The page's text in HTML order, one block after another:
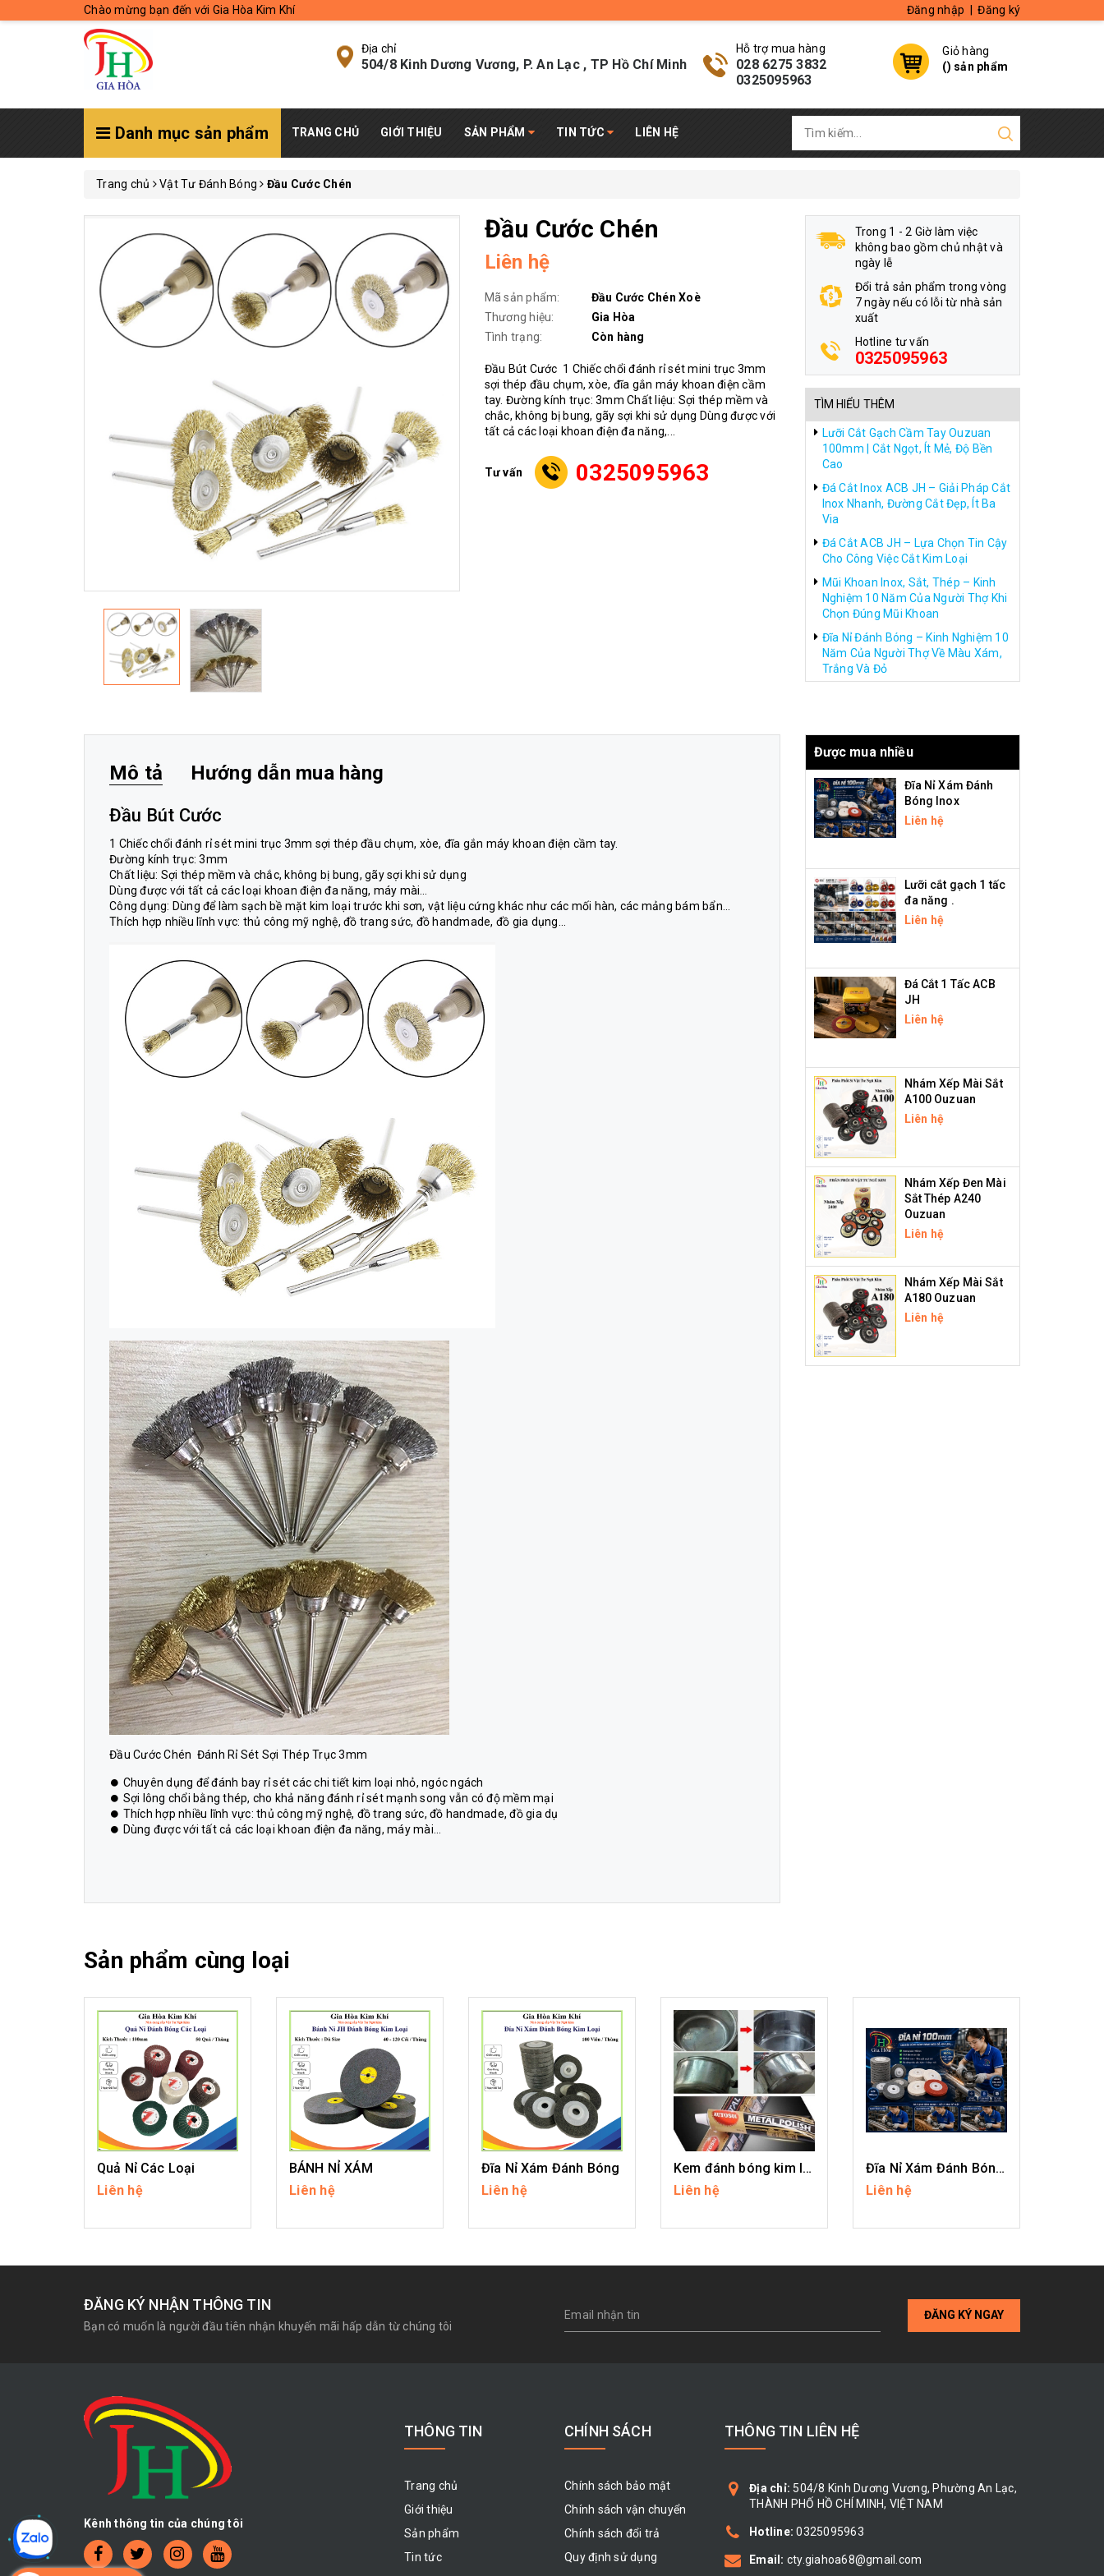
Chào mừng bạn đến với Gia Hòa Kim Khí Đăng nhập Đăng ký
Địa chỉ
504/8 Kinh Dương Vương, P. An Lạc , TP Hồ Chí Minh
Hỗ trợ mua hàng
028 6275 3832
0325095963
Giỏ hàng
() sản phẩm
Danh mục sản phẩm TRANG CHỦ GIỚI THIỆU SẢN PHẨM TIN TỨC LIÊN HỆ
Trang chủ Vật Tư Đánh Bóng Đầu Cước Chén
Đầu Cước Chén
Liên hệ
Mã sản phẩm:
Đầu Cước Chén Xoè
Thương hiệu:
Gia Hòa
Tình trạng:
Còn hàng
Đầu Bút Cước 1 Chiếc chổi đánh rỉ sét mini trục 3mm
sợi thép đầu chụm, xòe, đĩa gắn máy khoan điện cầm
tay. Đường kính trục: 3mm Chất liệu: Sợi thép mềm và
chắc, không bị bung, gãy sợi khi sử dụng Dùng được với
tất cả các loại khoan điện đa năng,...
Tư vấn 0325095963
Trong 1 - 2 Giờ làm việc
không bao gồm chủ nhật và
ngày lễ
Đổi trả sản phẩm trong vòng
7 ngày nếu có lỗi từ nhà sản
xuất
Hotline tư vấn
0325095963
TÌM HIỂU THÊM
Lưỡi Cắt Gạch Cầm Tay Ouzuan
100mm | Cắt Ngọt, Ít Mẻ, Độ Bền
Cao
Đá Cắt Inox ACB JH – Giải Pháp Cắt
Inox Nhanh, Đường Cắt Đẹp, Ít Ba
Via
Đá Cắt ACB JH – Lựa Chọn Tin Cậy
Cho Công Việc Cắt Kim Loại
Mũi Khoan Inox, Sắt, Thép – Kinh
Nghiệm 10 Năm Của Người Thợ Khi
Chọn Đúng Mũi Khoan
Đĩa Nỉ Đánh Bóng – Kinh Nghiệm 10
Năm Của Người Thợ Về Màu Xám,
Trắng Và Đỏ
Mô tả Hướng dẫn mua hàng
Đầu Bút Cước
1 Chiếc chổi đánh rỉ sét mini trục 3mm sợi thép đầu chụm, xòe, đĩa gắn máy khoan điện cầm tay.
Đường kính trục: 3mm
Chất liệu: Sợi thép mềm và chắc, không bị bung, gãy sợi khi sử dụng
Dùng được với tất cả các loại khoan điện đa năng, máy mài…
Công dụng: Dùng để làm sạch bề mặt kim loại trước khi sơn, vật liệu cứng khác như các mối hàn, các mảng bám bẩn...
Thích hợp nhiều lĩnh vực: thủ công mỹ nghệ, đồ trang sức, đồ handmade, đồ gia dụng...
Đầu Cước Chén Đánh Rỉ Sét Sợi Thép Trục 3mm
⏺ Chuyên dụng để đánh bay rỉ sét các chi tiết kim loại nhỏ, ngóc ngách
⏺ Sợi lông chổi bằng thép, cho khả năng đánh rỉ sét mạnh song vẫn có độ mềm mại
⏺ Thích hợp nhiều lĩnh vực: thủ công mỹ nghệ, đồ trang sức, đồ handmade, đồ gia dụ
⏺ Dùng được với tất cả các loại khoan điện đa năng, máy mài…
Được mua nhiều
Đĩa Nỉ Xám Đánh
Bóng Inox
Liên hệ
Lưỡi cắt gạch 1 tấc
đa năng .
Liên hệ
Đá Cắt 1 Tấc ACB
JH
Liên hệ
Nhám Xếp Mài Sắt
A100 Ouzuan
Liên hệ
Nhám Xếp Đen Mài
Sắt Thép A240
Ouzuan
Liên hệ
Nhám Xếp Mài Sắt
A180 Ouzuan
Liên hệ
Sản phẩm cùng loại
Quả Nỉ Các Loại
Liên hệ
BÁNH NỈ XÁM
Liên hệ
Đĩa Nỉ Xám Đánh Bóng
Liên hệ
Kem đánh bóng kim loại AUTOSOL
Liên hệ
Đĩa Nỉ Xám Đánh Bóng Inox
Liên hệ
ĐĂNG KÝ NHẬN THÔNG TIN
Bạn có muốn là người đầu tiên nhận khuyến mãi hấp dẫn từ chúng tôi
ĐĂNG KÝ NGAY
Kênh thông tin của chúng tôi
THÔNG TIN
Trang chủ
Giới thiệu
Sản phẩm
Tin tức
CHÍNH SÁCH
Chính sách bảo mật
Chính sách vận chuyển
Chính sách đổi trả
Quy định sử dụng
THÔNG TIN LIÊN HỆ
Địa chỉ: 504/8 Kinh Dương Vương, Phường An Lạc,
THÀNH PHỐ HỒ CHÍ MINH, VIỆT NAM
Hotline:0325095963
Email: cty.giahoa68@gmail.com